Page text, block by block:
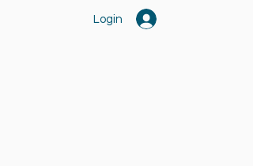
Login